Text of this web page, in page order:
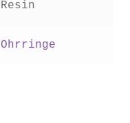
Resin
Ohrringe